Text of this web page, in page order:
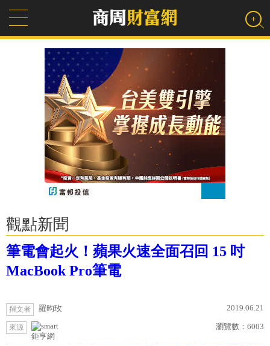
觀點新聞
筆電會起火！蘋果火速全面召回 15 吋
MacBook Pro筆電
撰文者 羅昀玫 2019.06.21
來源
鉅亨網
瀏覽數： 6003